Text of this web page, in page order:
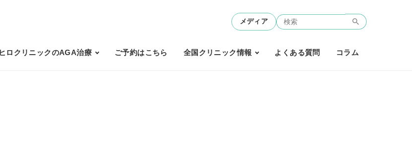
メディア
ヒロクリニックのAGA治療 ご予約はこちら 全国クリニック情報 よくある質問 コラム